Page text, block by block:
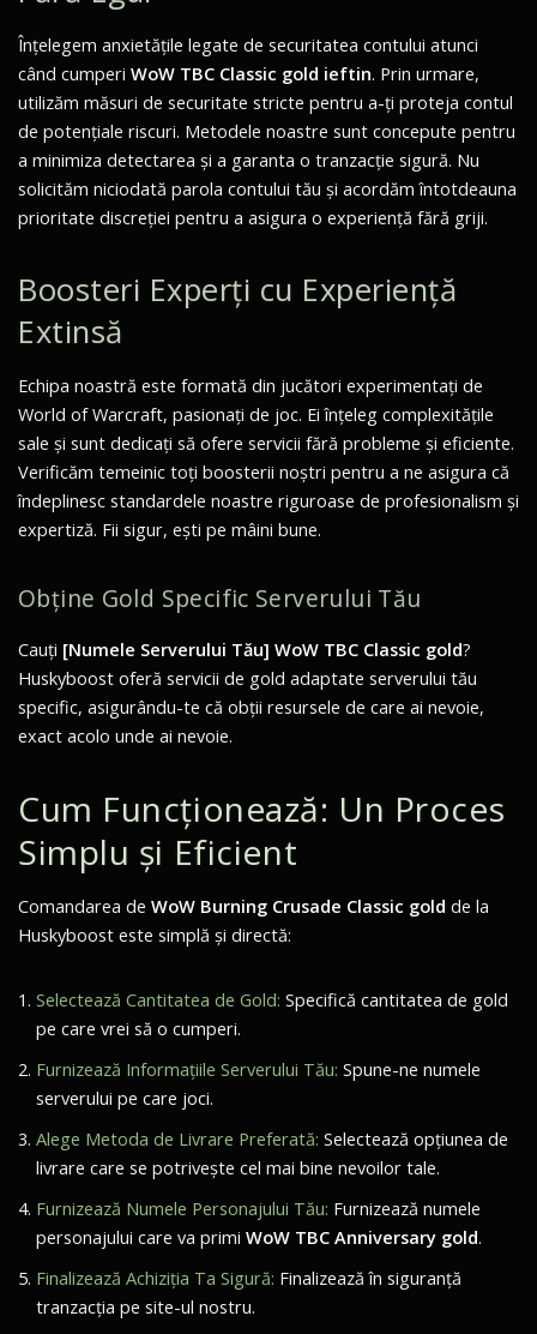
Înțelegem anxietățile legate de securitatea contului atunci
când cumperi WoW TBC Classic gold ieftin. Prin urmare,
utilizăm măsuri de securitate stricte pentru a-ți proteja contul
de potențiale riscuri. Metodele noastre sunt concepute pentru
a minimiza detectarea și a garanta o tranzacție sigură. Nu
solicităm niciodată parola contului tău și acordăm întotdeauna
prioritate discreției pentru a asigura o experiență fără griji.
Boosteri Experți cu Experiență
Extinsă
Echipa noastră este formată din jucători experimentați de
World of Warcraft, pasionați de joc. Ei înțeleg complexitățile
sale și sunt dedicați să ofere servicii fără probleme și eficiente.
Verificăm temeinic toți boosterii noștri pentru a ne asigura că
îndeplinesc standardele noastre riguroase de profesionalism și
expertiză. Fii sigur, ești pe mâini bune.
Obține Gold Specific Serverului Tău
Cauți [Numele Serverului Tău] WoW TBC Classic gold?
Huskyboost oferă servicii de gold adaptate serverului tău
specific, asigurându-te că obții resursele de care ai nevoie,
exact acolo unde ai nevoie.
Cum Funcționează: Un Proces
Simplu și Eficient
Comandarea de WoW Burning Crusade Classic gold de la
Huskyboost este simplă și directă:
Selectează Cantitatea de Gold: Specifică cantitatea de gold
pe care vrei să o cumperi.
Furnizează Informațiile Serverului Tău: Spune-ne numele
serverului pe care joci.
Alege Metoda de Livrare Preferată: Selectează opțiunea de
livrare care se potrivește cel mai bine nevoilor tale.
Furnizează Numele Personajului Tău: Furnizează numele
personajului care va primi WoW TBC Anniversary gold.
Finalizează Achiziția Ta Sigură: Finalizează în siguranță
tranzacția pe site-ul nostru.